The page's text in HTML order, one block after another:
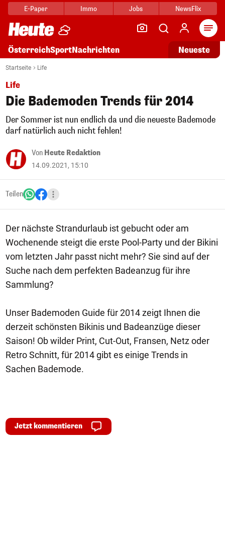
E-Paper Immo Jobs NewsFlix
ÖsterreichSportNachrichten Neueste
Startseite Life
Life
Die Bademoden Trends für 2014
Der Sommer ist nun endlich da und die neueste Bademode
darf natürlich auch nicht fehlen!
Von Heute Redaktion
14.09.2021, 15:10
Teilen
Der nächste Strandurlaub ist gebucht oder am
Wochenende steigt die erste Pool-Party und der Bikini
vom letzten Jahr passt nicht mehr? Sie sind auf der
Suche nach dem perfekten Badeanzug für ihre
Sammlung?
Unser Bademoden Guide für 2014 zeigt Ihnen die
derzeit schönsten Bikinis und Badeanzüge dieser
Saison! Ob wilder Print, Cut-Out, Fransen, Netz oder
Retro Schnitt, für 2014 gibt es einige Trends in
Sachen Bademode.
Jetzt kommentieren